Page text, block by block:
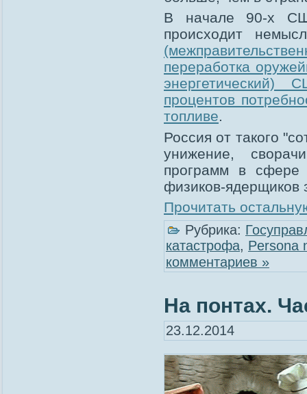
В начале 90-х
происходит
переработка
энергетический)
процентов
топливе.
Россия от такого
унижение,
программ в сфере
физиков-ядерщиков
Прочитать
Рубрика:
катастрофа, Рersona
комментариев »
На понтах.
23.12.2014